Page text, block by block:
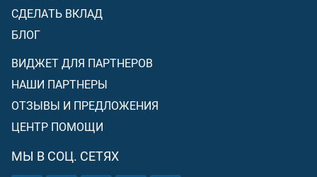
СДЕЛАТЬ ВКЛАД
БЛОГ
ВИДЖЕТ ДЛЯ ПАРТНЕРОВ
НАШИ ПАРТНЕРЫ
ОТЗЫВЫ И ПРЕДЛОЖЕНИЯ
ЦЕНТР ПОМОЩИ
МЫ В СОЦ. СЕТЯХ